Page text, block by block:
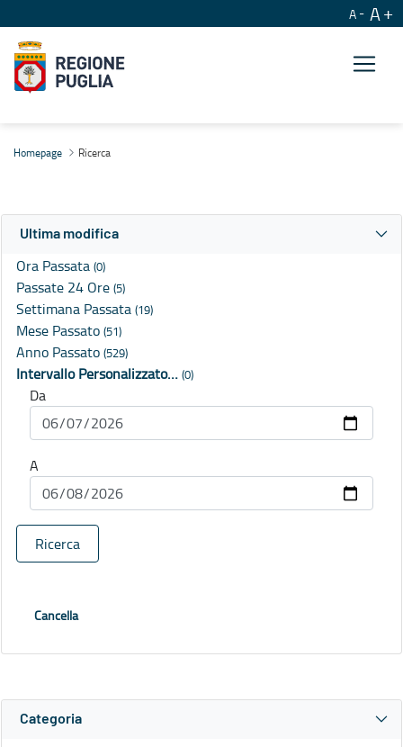
A A
Homepage Ricerca
Ultima modifica
Ora Passata (0)
Passate 24 Ore (5)
Settimana Passata (19)
Mese Passato (51)
Anno Passato (529)
Intervallo Personalizzato… (0)
Da
A
Ricerca
Cancella
Categoria